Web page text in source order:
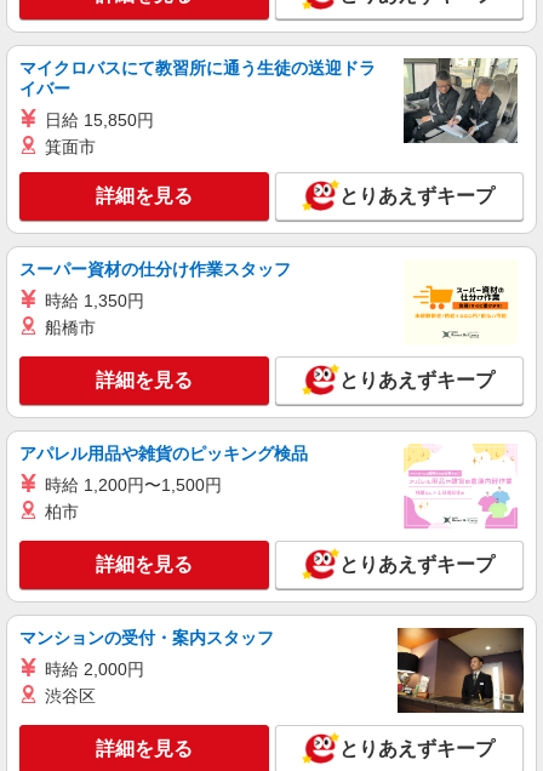
キープ 詳細を見る
株式会社kotrio /●NG-H-2093516
＊週3〜OK/看護助手
時給1500円〜2125円 ＜日払い有/週払い有/交
通費全支給(ガソリン代含む)＞
名古屋市西区内
詳細を見る
（株）ウィルオブ・ワークCW 名古屋支店/ms230101
時給1400円 ◆前払い・日払い・週払いOK
愛知県名古屋市西区
キープ 詳細を見る
グループホーム ソラストゆうか小田井/2380000013-020
介護施設看護師（役職なし）
時給1,685円〜1,980円（経験・能力等による）
愛知県名古屋市西区中小田井2-425
詳細を見る
マイクロバスにて教習所に通う生徒の送迎ドラ
イバー
日給 15,850円
箕面市
詳細を見る とりあえずキープ
スーパー資材の仕分け作業スタッフ
時給 1,350円
船橋市
詳細を見る とりあえずキープ
アパレル用品や雑貨のピッキング検品
時給 1,200円〜1,500円
柏市
詳細を見る とりあえずキープ
マンションの受付・案内スタッフ
時給 2,000円
渋谷区
詳細を見る とりあえずキープ